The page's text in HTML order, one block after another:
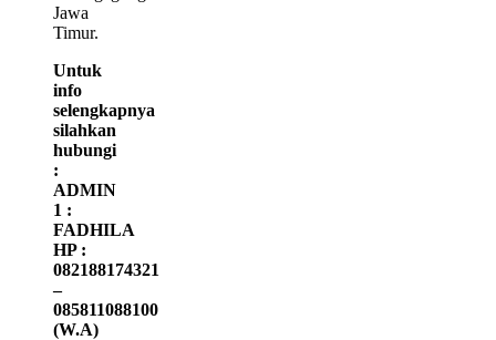
Jawa
Timur.
Untuk
info
selengkapnya
silahkan
hubungi
:
ADMIN
1 :
FADHILA
HP :
082188174321
–
085811088100
(W.A)